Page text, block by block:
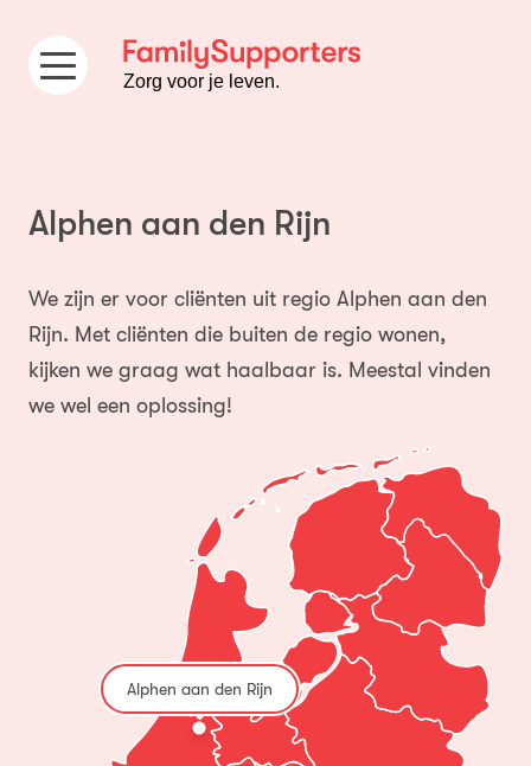
Zorg voor je leven.
Alphen aan den Rijn
We zijn er voor cliënten uit regio Alphen aan den
Rijn. Met cliënten die buiten de regio wonen,
kijken we graag wat haalbaar is. Meestal vinden
we wel een oplossing!
Alphen aan den Rijn